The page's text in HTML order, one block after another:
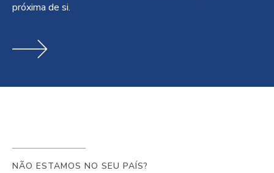
próxima de si.
NÃO ESTAMOS NO SEU PAÍS?